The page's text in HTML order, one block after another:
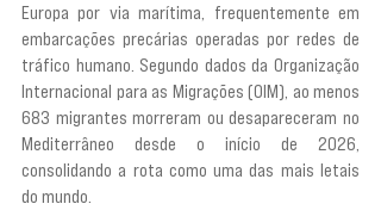
Europa por via marítima, frequentemente em
embarcações precárias operadas por redes de
tráfico humano. Segundo dados da Organização
Internacional para as Migrações (OIM), ao menos
683 migrantes morreram ou desapareceram no
Mediterrâneo desde o início de 2026,
consolidando a rota como uma das mais letais
do mundo.